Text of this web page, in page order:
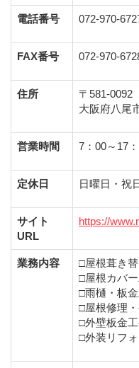
電話番号 072-970-
FAX番号 072-970-
住所
〒581-0092
大阪府八尾
営業時間 7：00～17
定休日 日曜日・祝
サイト
URL
https://
業務内容
□屋根葺き
□屋根カバ
□雨樋・板
□屋根修理
□外壁板金
□外装リフ